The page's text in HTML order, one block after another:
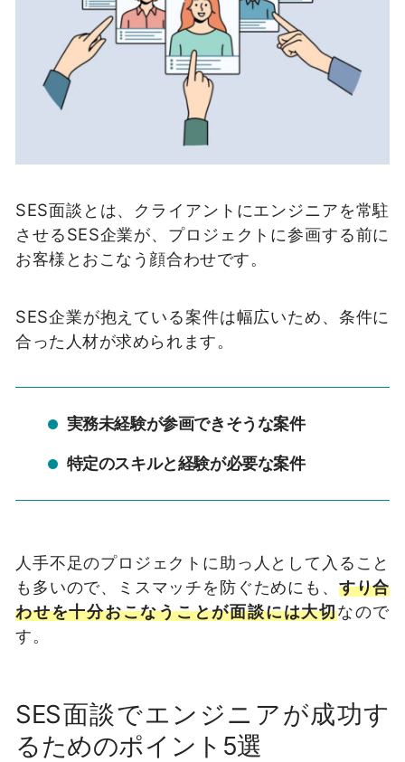
SES面談とは、クライアントにエンジニアを常駐
させるSES企業が、プロジェクトに参画する前に
お客様とおこなう顔合わせです。
SES企業が抱えている案件は幅広いため、条件に
合った人材が求められます。
実務未経験が参画できそうな案件
特定のスキルと経験が必要な案件
人手不足のプロジェクトに助っ人として入ること
も多いので、ミスマッチを防ぐためにも、 すり合
わせを十分おこなうことが面談には大切なので
す。
SES面談でエンジニアが成功す
るためのポイント5選